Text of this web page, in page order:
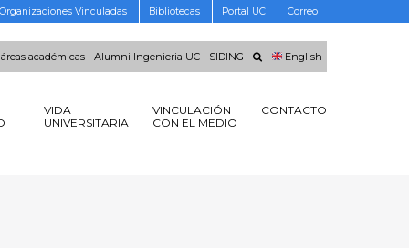
Organizaciones Vinculadas Bibliotecas Portal UC Correo
académicas Alumni Ingenieria UC SIDING English
VIDA
UNIVERSITARIA
VINCULACIÓN
CON EL MEDIO
CONTACTO